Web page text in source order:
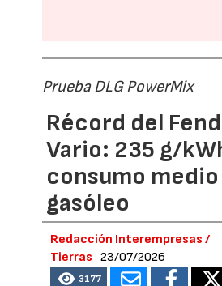
Prueba DLG PowerMix
Récord del
Vario: 235 g/
consumo
gasóleo
Redacción Interempresas /
Tierras
23/07/2026
3177